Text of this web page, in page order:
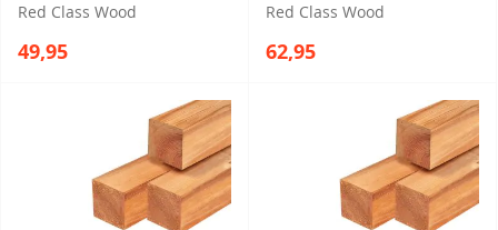
Red Class Wood
49,95
Red Class Wood
62,95